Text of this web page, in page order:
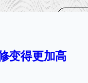
变得更加高